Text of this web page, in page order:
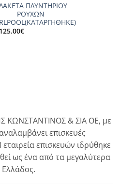
ΠΛΥΝΤΗΡΙΟΥ
ΡΟΥΧΩΝ
125.00€
ΚΩΝΣΤΑΝΤΙΝΟΣ & ΣΙΑ ΟΕ, με
επισκευές
επισκευών ιδρύθηκε
ως ένα από τα μεγαλύτερα
Ελλάδος.